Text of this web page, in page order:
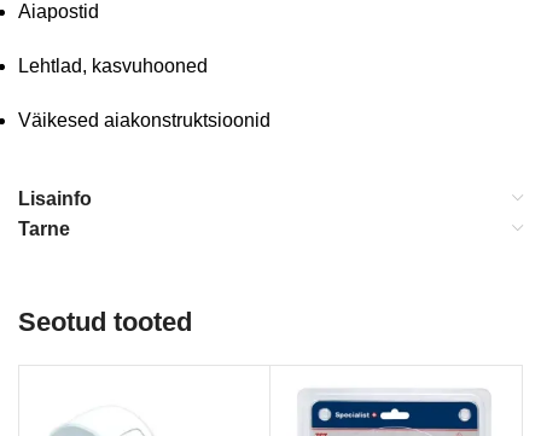
Aiapostid
Lehtlad, kasvuhooned
Väikesed aiakonstruktsioonid
Lisainfo
Tarne
Seotud tooted